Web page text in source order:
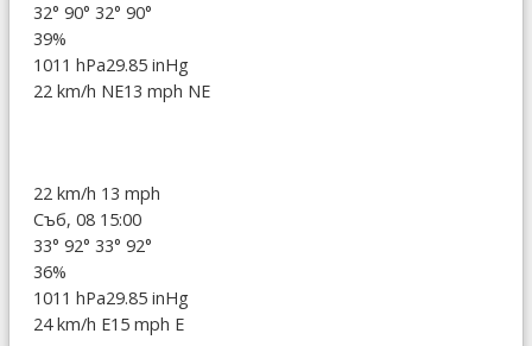
32° 90° 32° 90°
39%
1011 hPa29.85 inHg
22 km/h NE13 mph NE
22 km/h 13 mph
Съб, 08 15:00
33° 92° 33° 92°
36%
1011 hPa29.85 inHg
24 km/h E15 mph E